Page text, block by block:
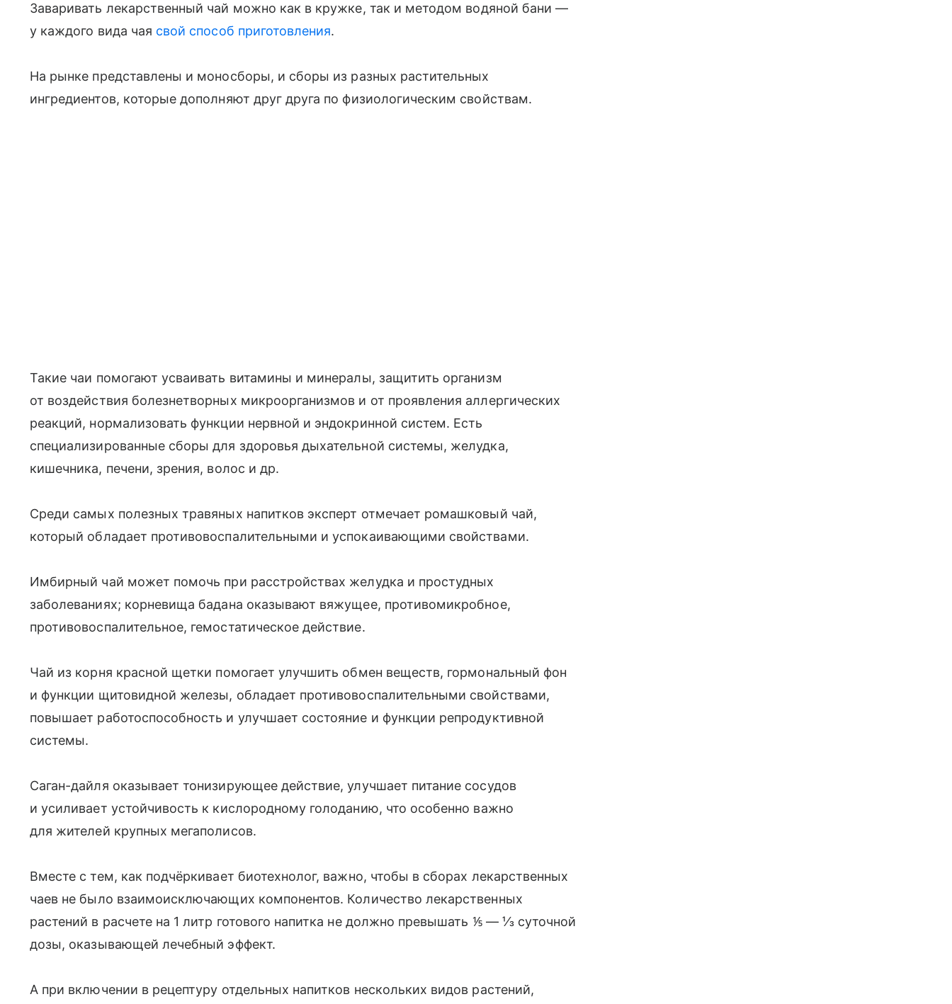
Заваривать лекарственный чай можно как в кружке, так и методом водяной бани —
у каждого вида чая свой способ приготовления.
На рынке представлены и моносборы, и сборы из разных растительных
ингредиентов, которые дополняют друг друга по физиологическим свойствам.
Такие чаи помогают усваивать витамины и минералы, защитить организм
от воздействия болезнетворных микроорганизмов и от проявления аллергических
реакций, нормализовать функции нервной и эндокринной систем. Есть
специализированные сборы для здоровья дыхательной системы, желудка,
кишечника, печени, зрения, волос и др.
Среди самых полезных травяных напитков эксперт отмечает ромашковый чай,
который обладает противовоспалительными и успокаивающими свойствами.
Имбирный чай может помочь при расстройствах желудка и простудных
заболеваниях; корневища бадана оказывают вяжущее, противомикробное,
противовоспалительное, гемостатическое действие.
Чай из корня красной щетки помогает улучшить обмен веществ, гормональный фон
и функции щитовидной железы, обладает противовоспалительными свойствами,
повышает работоспособность и улучшает состояние и функции репродуктивной
системы.
Саган-дайля оказывает тонизирующее действие, улучшает питание сосудов
и усиливает устойчивость к кислородному голоданию, что особенно важно
для жителей крупных мегаполисов.
Вместе с тем, как подчёркивает биотехнолог, важно, чтобы в сборах лекарственных
чаев не было взаимоисключающих компонентов. Количество лекарственных
растений в расчете на 1 литр готового напитка не должно превышать ⅕ — ⅓ суточной
дозы, оказывающей лечебный эффект.
А при включении в рецептуру отдельных напитков нескольких видов растений,